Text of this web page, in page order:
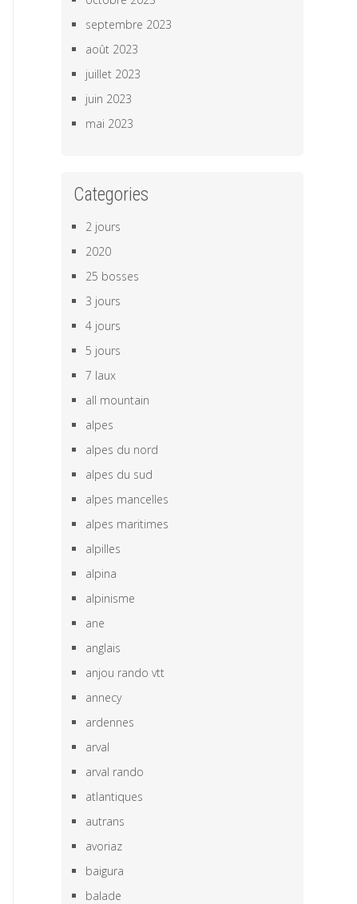
septembre 2023
août 2023
juillet 2023
juin 2023
mai 2023
Categories
2 jours
2020
25 bosses
3 jours
4 jours
5 jours
7 laux
all mountain
alpes
alpes du nord
alpes du sud
alpes mancelles
alpes maritimes
alpilles
alpina
alpinisme
ane
anglais
anjou rando vtt
annecy
ardennes
arval
arval rando
atlantiques
autrans
avoriaz
baigura
balade